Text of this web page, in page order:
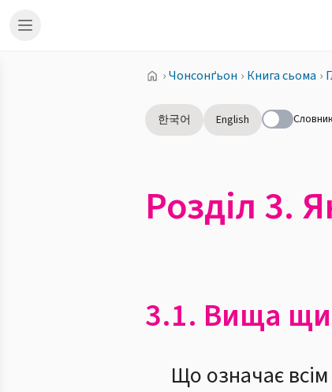
›Чонсонґьон › Книга сьома ›
한국어 English
Розділ 3.
3.1. Вища
Що означає